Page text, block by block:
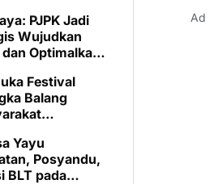
PJPK Jadi
Wujudkan
Optimalkan
Festival
Balang
Yayu
Posyandu,
BLT pada
Ad